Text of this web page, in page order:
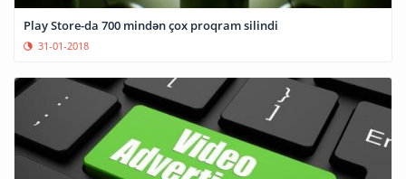
Play Store-da 700 mindən çox proqram silindi
31-01-2018